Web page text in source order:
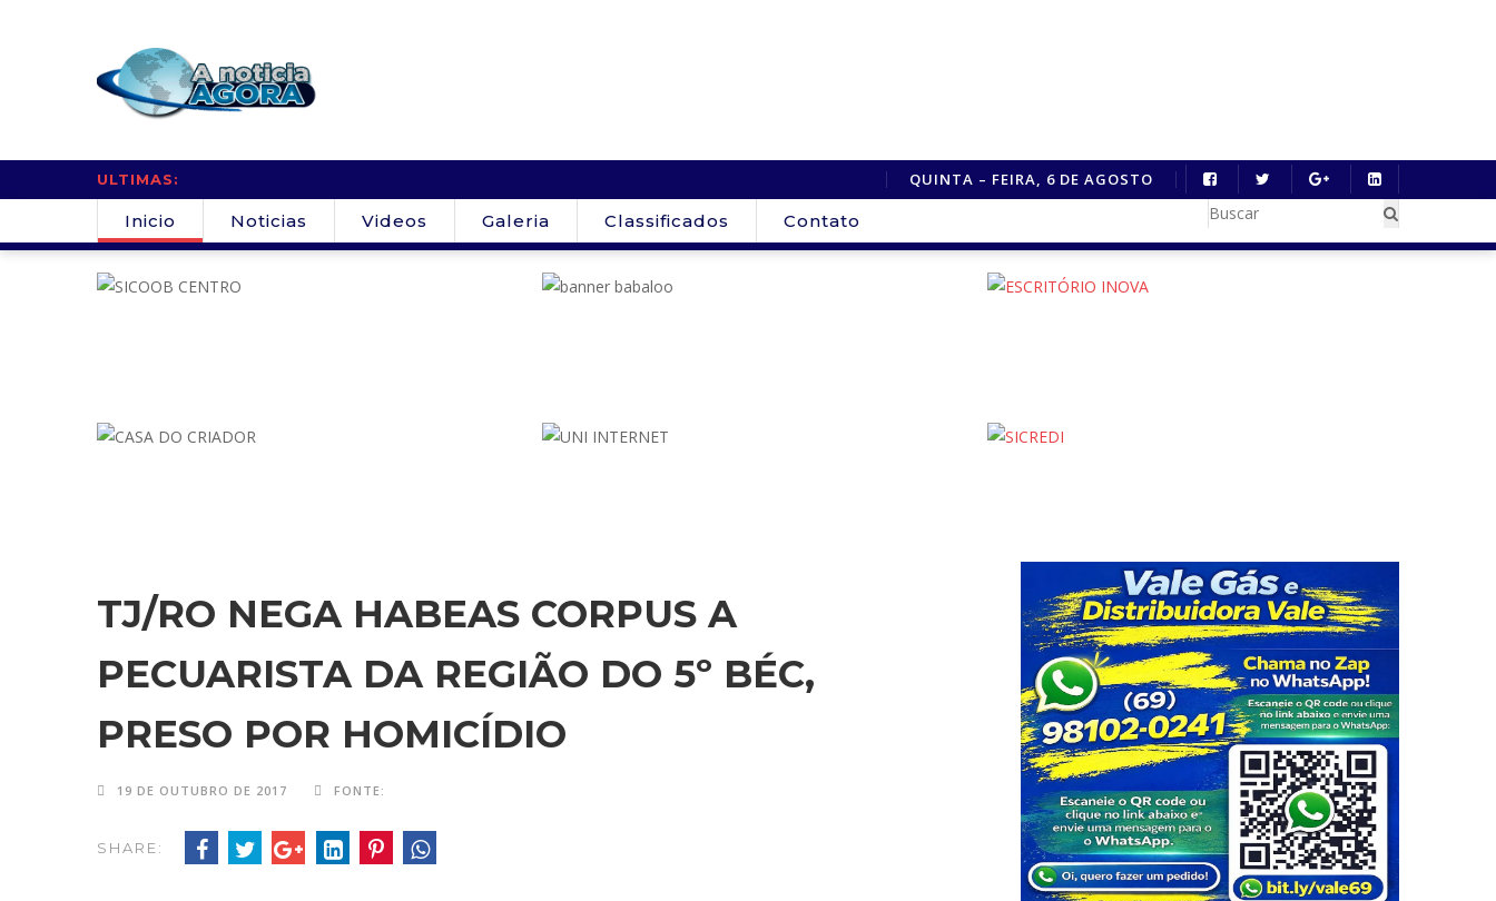
ULTIMAS: QUINTA – FEIRA, 6 DE AGOSTO
Inicio Noticias Videos Galeria Classificados Contato
TJ/RO NEGA HABEAS CORPUS A
PECUARISTA DA REGIÃO DO 5º BÉC,
PRESO POR HOMICÍDIO
19 DE OUTUBRO DE 2017 FONTE:
SHARE: